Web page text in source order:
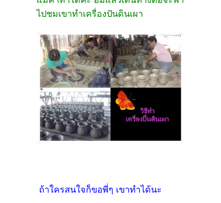
ไปชมเขาทำเครื่องปันดินเผา
ถ้าใครสนใจก็ขอพี่ๆ เขาทำได้นะ